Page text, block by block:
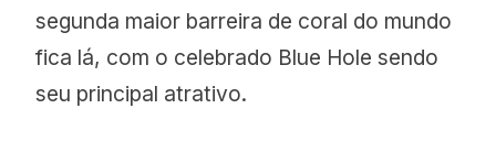
segunda maior barreira de coral do mundo
fica lá, com o celebrado Blue Hole sendo
seu principal atrativo.